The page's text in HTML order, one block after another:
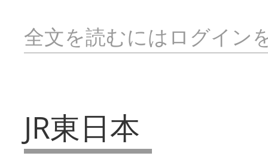
全文を読むにはログイン
JR東日本